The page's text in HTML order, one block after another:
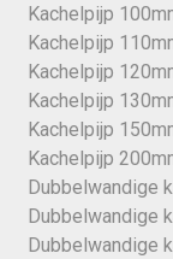
Kachelpijp
Kachelpijp
Kachelpijp
Kachelpijp
Kachelpijp
Kachelpijp
Dubbelwandige
Dubbelwandige
Dubbelwandige